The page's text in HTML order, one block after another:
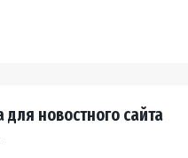
новостного сайта